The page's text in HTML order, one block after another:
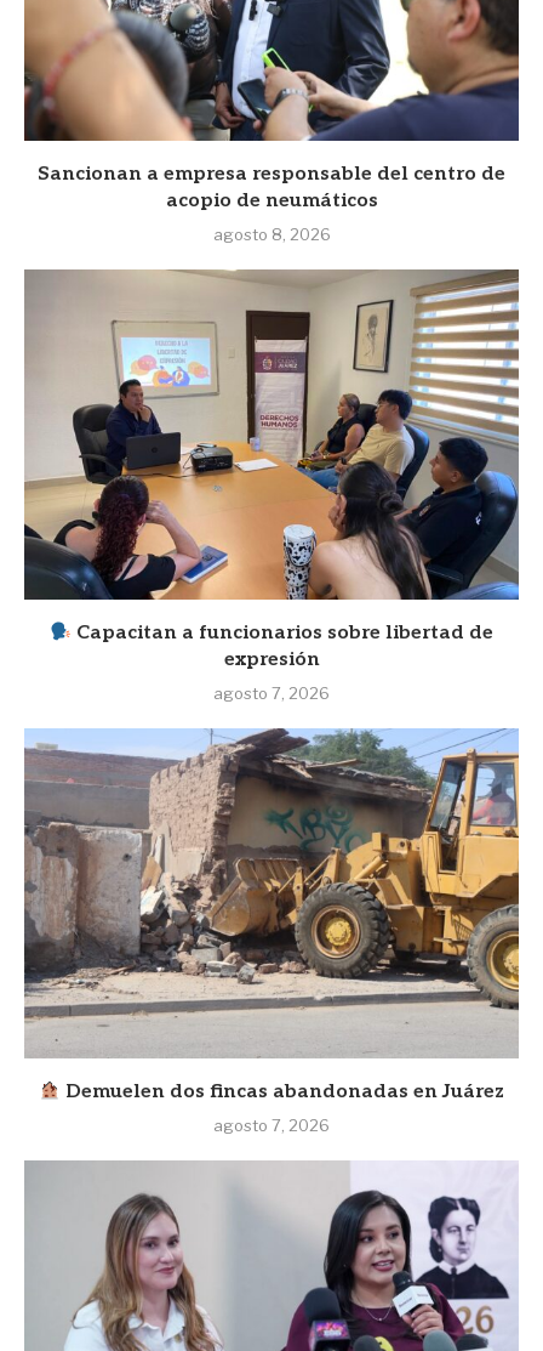
Sancionan a empresa responsable del centro de
acopio de neumáticos
agosto 8, 2026
Capacitan a funcionarios sobre libertad de
expresión
agosto 7, 2026
Demuelen dos fincas abandonadas en Juárez
agosto 7, 2026